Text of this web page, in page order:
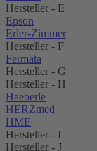
Hersteller - E
Epson
Erler-Zimmer
Hersteller - F
Fermata
Hersteller - G
Hersteller - H
Haeberle
HERZmed
HME
Hersteller - I
Hersteller - J